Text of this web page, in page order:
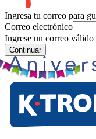
Ingresa tu correo para
Correo electrónico
Ingrese un correo válido
Continuar